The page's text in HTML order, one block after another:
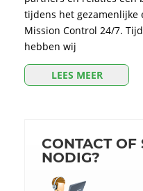
tijdens het gezamenlijke
Mission Control 24/7.
hebben wij
LEES MEER
CONTACT OF
NODIG?